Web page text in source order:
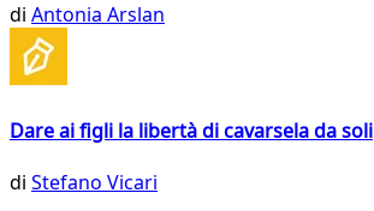
di Antonia Arslan
Dare ai figli la libertà di cavarsela da soli
di Stefano Vicari